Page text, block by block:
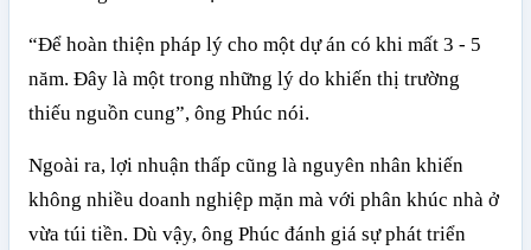
“Để hoàn thiện pháp lý cho một dự án có khi mất 3 - 5
năm. Đây là một trong những lý do khiến thị trường
thiếu nguồn cung”, ông Phúc nói.
Ngoài ra, lợi nhuận thấp cũng là nguyên nhân khiến
không nhiều doanh nghiệp mặn mà với phân khúc nhà ở
vừa túi tiền. Dù vậy, ông Phúc đánh giá sự phát triển